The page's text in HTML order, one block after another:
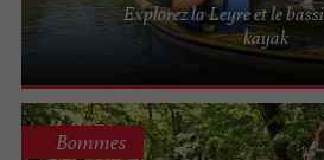
Explorez la Leyre et le
kayak
Bommes